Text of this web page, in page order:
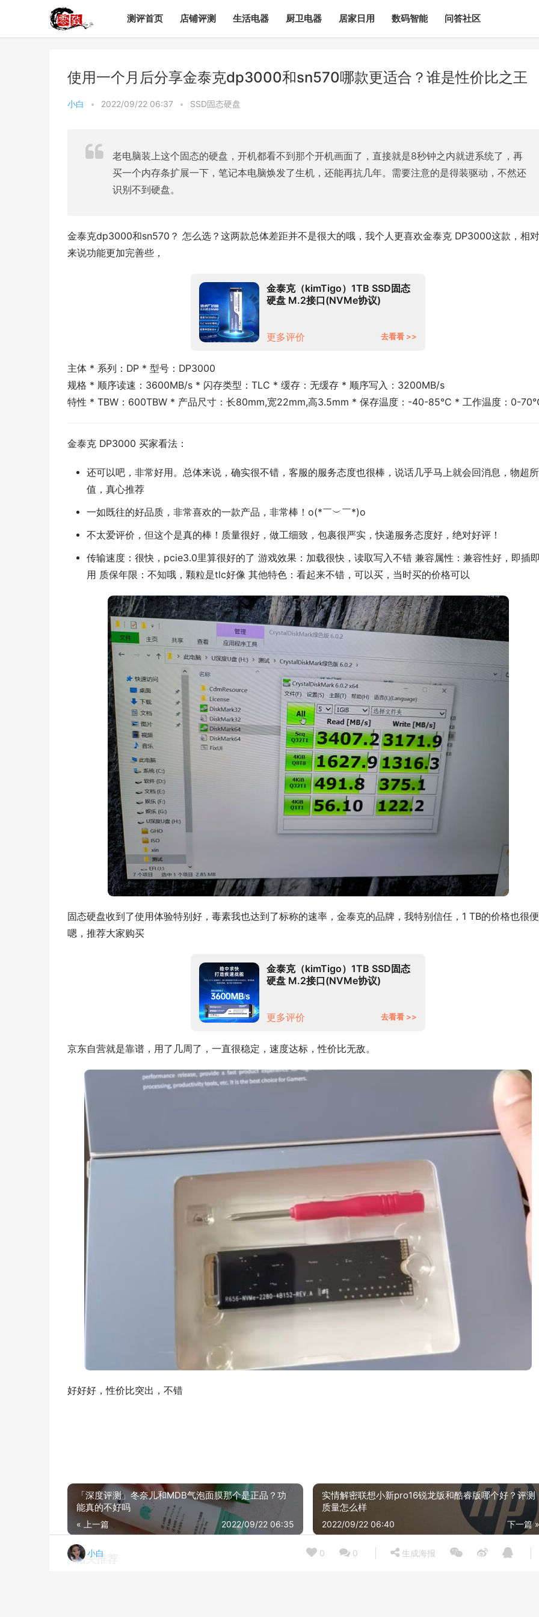
测评首页 店铺评测 生活电器 厨卫电器 居家日用 数码智能 问答社区
使用一个月后分享金泰克dp3000和sn570哪款更适合？谁是性价比之王
小白 • 2022/09/22 06:37 • SSD固态硬盘
老电脑装上这个固态的硬盘，开机都看不到那个开机画面了，直接就是8秒钟之内就进系统了，再
买一个内存条扩展一下，笔记本电脑焕发了生机，还能再抗几年。需要注意的是得装驱动，不然还
识别不到硬盘。
金泰克dp3000和sn570？ 怎么选？这两款总体差距并不是很大的哦，我个人更喜欢金泰克 DP3000这款，相对
来说功能更加完善些，
金泰克（kimTigo）1TB SSD固态
硬盘 M.2接口(NVMe协议)
更多评价 去看看 >>
主体 * 系列：DP * 型号：DP3000
规格 * 顺序读速：3600MB/s * 闪存类型：TLC * 缓存：无缓存 * 顺序写入：3200MB/s
特性 * TBW：600TBW * 产品尺寸：长80mm,宽22mm,高3.5mm * 保存温度：-40-85℃ * 工作温度：0-
金泰克 DP3000 买家看法：
还可以吧，非常好用。总体来说，确实很不错，客服的服务态度也很棒，说话几乎马上就会回消息，物超所
值，真心推荐
一如既往的好品质，非常喜欢的一款产品，非常棒！o(*￣︶￣*)o
不太爱评价，但这个是真的棒！质量很好，做工细致，包裹很严实，快递服务态度好，绝对好评！
传输速度：很快，pcie3.0里算很好的了 游戏效果：加载很快，读取写入不错 兼容属性：兼容性好，即插
用 质保年限：不知哦，颗粒是tlc好像 其他特色：看起来不错，可以买，当时买的价格可以
固态硬盘收到了使用体验特别好，毒素我也达到了标称的速率，金泰克的品牌，我特别信任，1 TB的价格也很
嗯，推荐大家购买
金泰克（kimTigo）1TB SSD固态
硬盘 M.2接口(NVMe协议)
更多评价 去看看 >>
京东自营就是靠谱，用了几周了，一直很稳定，速度达标，性价比无敌。
好好好，性价比突出，不错
小白 0 0 生成海报
「深度评测」冬奈儿和MDB气泡面膜那个是正品？功
能真的不好吗
« 上一篇 2022/09/22 06:35
实情解密联想小新pro16锐龙版和酷睿版哪个好？评测
质量怎么样
下一篇 »
2022/09/22 06:40
相关推荐